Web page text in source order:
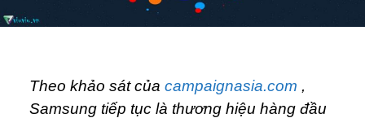
Theo khảo sát của campaignasia.com ,
Samsung tiếp tục là thương hiệu hàng đầu